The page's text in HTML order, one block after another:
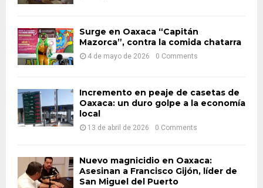
Surge en Oaxaca “Capitán
Mazorca”, contra la comida chatarra
4 de mayo de 2026 0 Comments
Incremento en peaje de casetas de
Oaxaca: un duro golpe a la economía
local
13 de abril de 2026 0 Comments
Nuevo magnicidio en Oaxaca:
Asesinan a Francisco Gijón, líder de
San Miguel del Puerto